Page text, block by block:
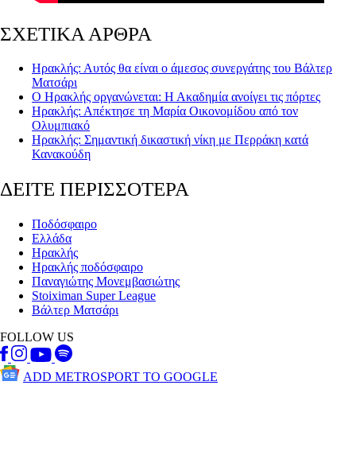
ΣΧΕΤΙΚΑ ΑΡΘΡΑ
Ηρακλής: Αυτός θα είναι ο άμεσος συνεργάτης του Βάλτερ
Ματσάρι
Ο Ηρακλής οργανώνεται: Η Ακαδημία ανοίγει τις πόρτες
Ηρακλής: Απέκτησε τη Μαρία Οικονομίδου από τον
Ολυμπιακό
Ηρακλής: Σημαντική δικαστική νίκη με Περράκη κατά
Κανακούδη
ΔΕΙΤΕ ΠΕΡΙΣΣΟΤΕΡΑ
Ποδόσφαιρο
Ελλάδα
Ηρακλής
Ηρακλής ποδόσφαιρο
Παναγιώτης Μονεμβασιώτης
Stoiximan Super League
Βάλτερ Ματσάρι
FOLLOW US
ADD METROSPORT TO GOOGLE